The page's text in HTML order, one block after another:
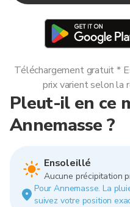
Pleut-il en ce
Annemasse ?
Ensoleillé
Aucune précipitation
Pour Annemasse. La
suivez votre position
Téléchargement gratuit *
prix varient selon la